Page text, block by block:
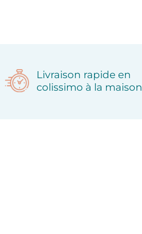
Livraison rapide en
colissimo à la maison